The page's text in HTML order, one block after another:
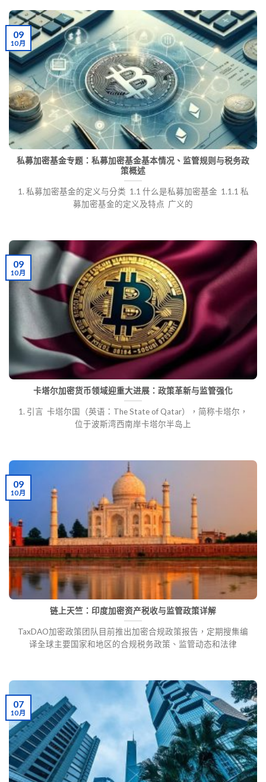
私募加密基金专题：私募加密基金基本情况、监管规则与税务政
策概述
1. 私募加密基金的定义与分类 1.1 什么是私募加密基金 1.1.1 私
募加密基金的定义及特点 广义的
09
10 月
卡塔尔加密货币领域迎重大进展：政策革新与监管强化
1. 引言 卡塔尔国（英语：The State of Qatar），简称卡塔尔，
位于波斯湾西南岸卡塔尔半岛上
09
10 月
链上天竺：印度加密资产税收与监管政策详解
TaxDAO加密政策团队目前推出加密合规政策报告，定期搜集编
译全球主要国家和地区的合规税务政策、监管动态和法律
09
10 月
07
10 月